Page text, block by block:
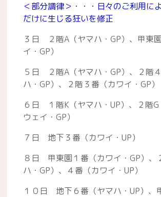
＜部分調律＞・・・日々のご利用に
だけに生じる狂いを修正
３日 ２階A（ヤマハ・GP）、甲東
イ・GP）
５日 ２階A（ヤマハ・GP）、２階
ハ・GP）、２階３番（カワイ・GP）
６日 １階K（ヤマハ・UP）、２階G
ウェイ・GP）
７日 地下３番（カワイ・UP）
８日 甲東園１番（カワイ・GP）、
ハ・GP）、４番（カワイ・UP）
１０日 地下６番（ヤマハ・UP）、